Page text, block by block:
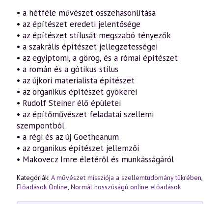
tükrében
rész
–
Szakrális
építészet
(2011.10.14.)
mennyiség
• a hétféle művészet összehasonlítása
• az építészet eredeti jelentősége
• az építészet stílusát megszabó tényezők
• a szakrális építészet jellegzetességei
• az egyiptomi, a görög, és a római építészet
• a román és a gótikus stílus
• az újkori materialista építészet
• az organikus építészet gyökerei
• Rudolf Steiner élő épületei
• az építőművészet feladatai szellemi
szempontból
• a régi és az új Goetheanum
• az organikus építészet jellemzői
• Makovecz Imre életéről és munkásságáról
Kategóriák: A művészet missziója a szellemtudomány tükrében,
Előadások Online, Normál hosszúságú online előadások